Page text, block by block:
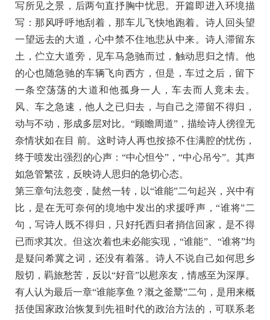
写所见之景，后两句直抒胸中忧思。开篇即进入环境描
写：那风呼呼地刮着，那车儿飞快地跑着。诗人回头望
一望远去的大道，心中禁不住地悲从中来。诗人滞留东
土，伫立大道旁，见车马急驰而过，触动思归之情。他
的心也随急驰的车辆飞向西方，但是，车过之后，留下
一条空荡荡的大道和他孤身一人，车去而人竟未去。
风、车之急速，他人之已归去，与自己之滞留不得归，
动与不动，形成多层对比。“顾瞻周道”，描绘诗人徬徨无
奈情状如在目 前。这时诗人再也按捺不住满腔的忧伤，
终于喷发出强烈的心声：“中心怛兮”，“中心吊兮”。其声
如急管繁弦，反映诗人思归的急切心态。
第三章句法忽变，陡然一转，以“谁能”二句起兴，兴中有
比，是在无可奈何的境地中发出的求援呼声，“谁将”二
句，写诗人既不得归，只好托西归者捎信回家，是不得
已而求其次。但这次着也未必能实现，“谁能”、“谁将”均
是疑问希冀之词，还没有着落。诗人不说自己如何思乡
殷切，羁旅愁苦，反以“好音”以慰亲友，情感至为深厚。
有人认为最后一章“谁能享鱼？溉之釜鬵”二句，是用来概
括使国家政治恢复到先祖时代的政治方法的，可联系老